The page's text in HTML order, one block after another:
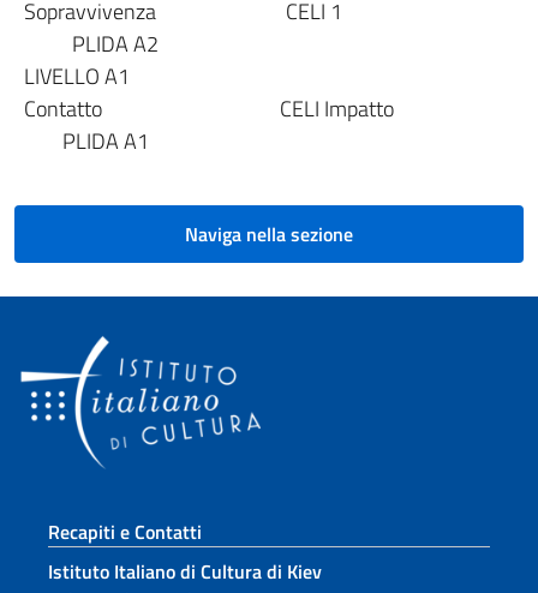
Sopravvivenza CELI 1
PLIDA A2
LIVELLO A1
Contatto CELI Impatto
PLIDA A1
Naviga nella sezione
Sezione footer
Recapiti e Contatti
Istituto Italiano di Cultura di Kiev